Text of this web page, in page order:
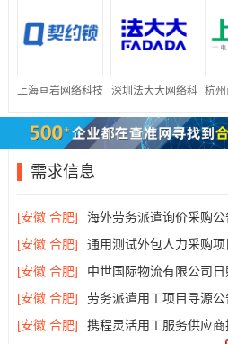
上海亘岩网络科技
有限公司
深圳法大大网络科
技有限公司
杭
需求信息
[安徽 合肥]
海外劳务派遣询价采购公
[安徽 合肥]
通用测试外包人力采购项
[安徽 合肥]
中世国际物流有限公司
[安徽 合肥]
劳务派遣用工项目寻源公
[安徽 合肥]
携程灵活用工服务供应